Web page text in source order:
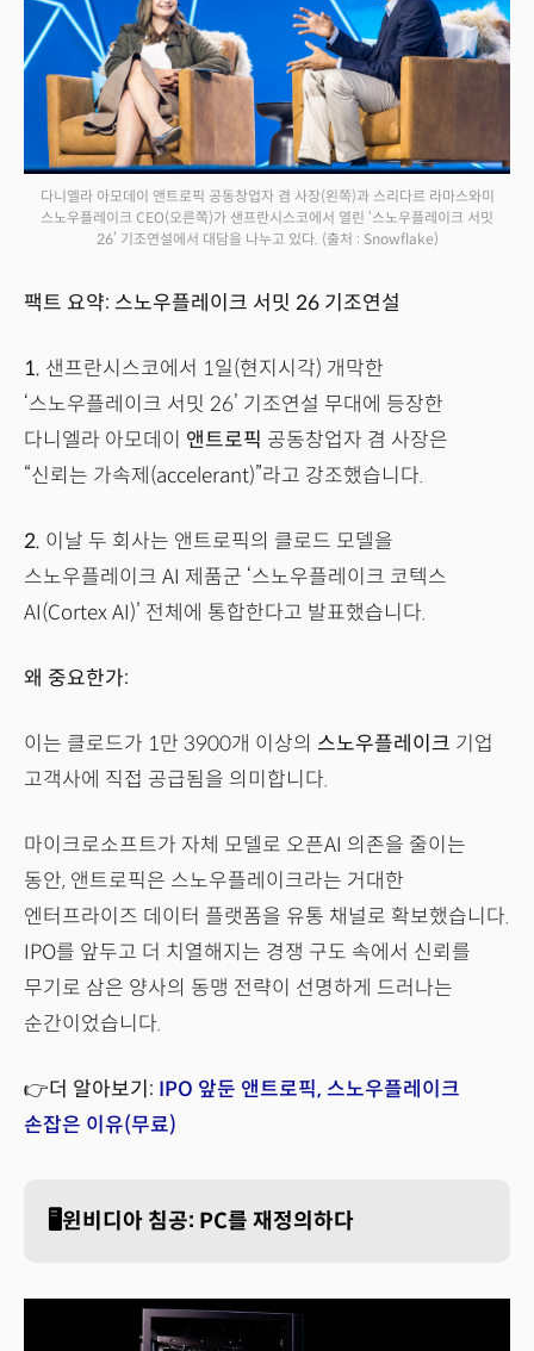
다니엘라 아모데이 앤트로픽 공동창업자 겸 사장(왼쪽)과 스리다르 라마스와미
스노우플레이크 CEO(오른쪽)가 샌프란시스코에서 열린 ‘스노우플레이크 서밋
26’ 기조연설에서 대담을 나누고 있다. (출처 : Snowflake)
팩트 요약: 스노우플레이크 서밋 26 기조연설
1. 샌프란시스코에서 1일(현지시각) 개막한
‘스노우플레이크 서밋 26’ 기조연설 무대에 등장한
다니엘라 아모데이 앤트로픽 공동창업자 겸 사장은
“신뢰는 가속제(accelerant)”라고 강조했습니다.
2. 이날 두 회사는 앤트로픽의 클로드 모델을
스노우플레이크 AI 제품군 ‘스노우플레이크 코텍스
AI(Cortex AI)’ 전체에 통합한다고 발표했습니다.
왜 중요한가:
이는 클로드가 1만 3900개 이상의 스노우플레이크 기업
고객사에 직접 공급됨을 의미합니다.
마이크로소프트가 자체 모델로 오픈AI 의존을 줄이는
동안, 앤트로픽은 스노우플레이크라는 거대한
엔터프라이즈 데이터 플랫폼을 유통 채널로 확보했습니다.
IPO를 앞두고 더 치열해지는 경쟁 구도 속에서 신뢰를
무기로 삼은 양사의 동맹 전략이 선명하게 드러나는
순간이었습니다.
👉더 알아보기: IPO 앞둔 앤트로픽, 스노우플레이크
손잡은 이유(무료)
🖥️윈비디아 침공: PC를 재정의하다